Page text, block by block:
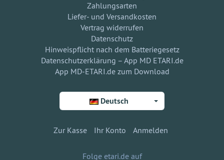
Zahlungsarten
Liefer- und Versandkosten
Vertrag widerrufen
Datenschutz
Hinweispflicht nach dem Batteriegesetz
Datenschutzerklärung – App MD ETARI.de
App MD-ETARI.de zum Download
Deutsch
Zur Kasse Ihr Konto Anmelden
Folge etari.de auf